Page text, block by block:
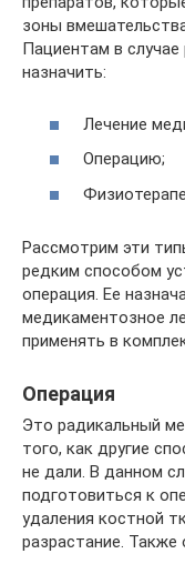
зоны
Пациентам в
назначить:
Лечение
Операцию;
Рассмотрим эти
редким способом
операция. Ее
медикаментозное
применять в
Операция
Это радикальный
того, как другие
не дали. В данном
подготовиться к
удаления костной
разрастание. Также